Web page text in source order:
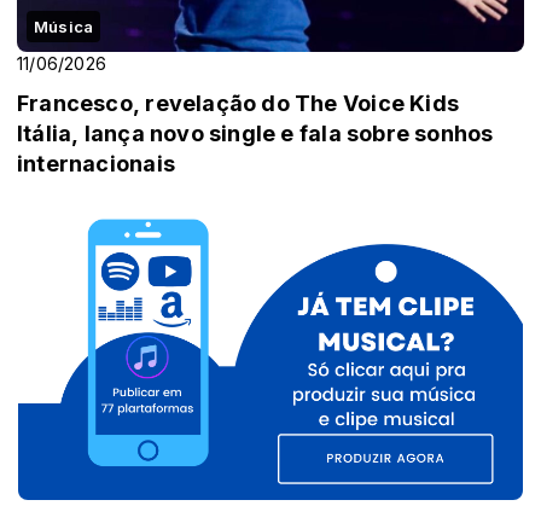
Música
11/06/2026
Francesco, revelação do The Voice Kids
Itália, lança novo single e fala sobre sonhos
internacionais